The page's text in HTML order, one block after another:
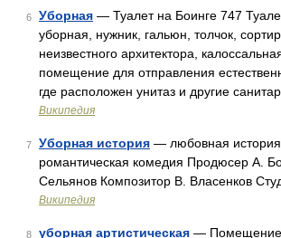
6 Уборная — Туалет на Боинге 747
уборная, нужник, гальюн, толчок,
неизвестного архитектора,
помещение для отправления
где расположен унитаз и другие
Википедия
7 Уборная история — любовная
романтическая комедия Продюсер А.
Сельянов Композитор В. Власенков
Википедия
8 уборная артистическая — Помещение